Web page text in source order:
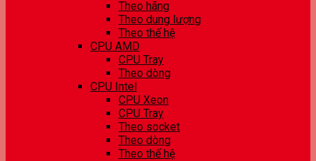
Theo hãng
Theo dung lượng
Theo thế hệ
CPU AMD
CPU Tray
Theo dòng
CPU Intel
CPU Xeon
CPU Tray
Theo socket
Theo dòng
Theo thế hệ